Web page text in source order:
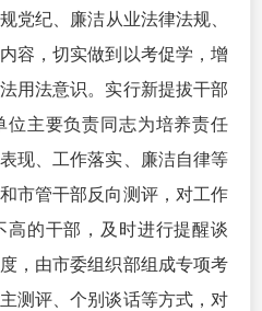
党纪、廉洁从业法律法规、
容，切实做到以考促学，增
用法意识。实行新提拔干部
位主要负责同志为培养责任
现、工作落实、廉洁自律等
市管干部反向测评，对工作
高的干部，及时进行提醒谈
，由市委组织部组成专项考
测评、个别谈话等方式，对